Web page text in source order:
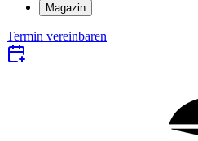
Magazin
Termin vereinbaren